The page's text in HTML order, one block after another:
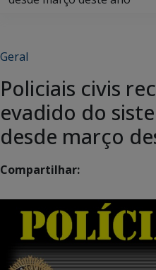
Geral
Policiais civis
evadido do
desde março
Compartilhar: